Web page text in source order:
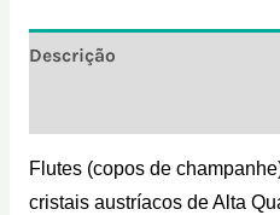
Descrição
Flutes (copos de
cristais austríacos de Alta